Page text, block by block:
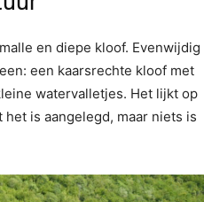
en diepe kloof. Evenwijdig
een kaarsrechte kloof met
watervalletjes. Het lijkt op
is aangelegd, maar niets is